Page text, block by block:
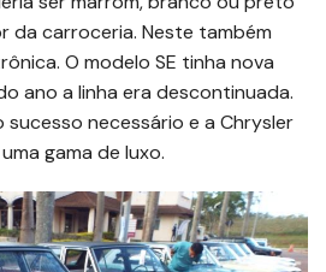
da carroceria. Neste também
O modelo SE tinha nova
ano a linha era descontinuada.
sucesso necessário e a Chrysler
gama de luxo.